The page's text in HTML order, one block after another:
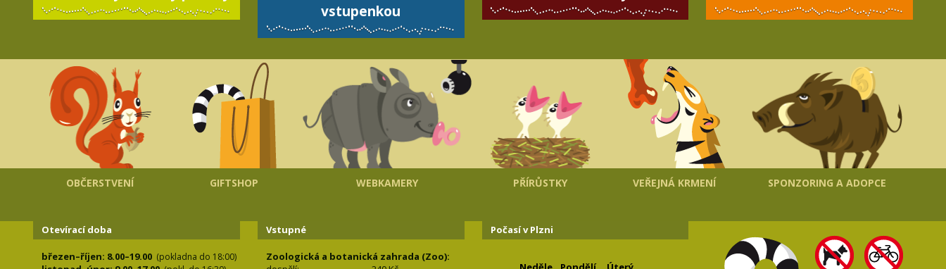
vstupenkou
OBČERSTVENÍ GIFTSHOP WEBKAMERY PŘÍRŮSTKY VEŘEJNÁ KRMENÍ SPONZORING A ADOPCE
Otevírací doba
březen–říjen: 8.00–19.00 (pokladna do 18:00)
Vstupné
Zoologická a botanická zahrada (Zoo):
Počasí v Plzni